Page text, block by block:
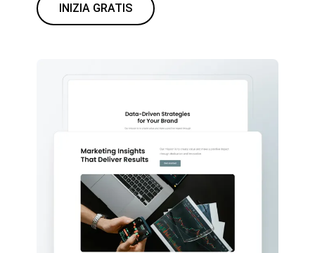
INIZIA GRATIS